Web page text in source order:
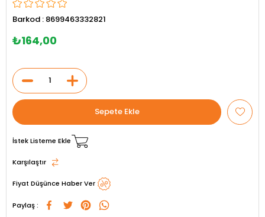
Barkod : 8699463332821
₺164,00
İstek Listeme Ekle
Karşılaştır
Fiyat Düşünce Haber Ver
Paylaş :